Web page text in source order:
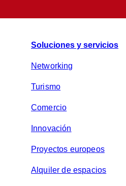
Soluciones y servicios
Networking
Turismo
Comercio
Innovación
Proyectos europeos
Alquiler de espacios